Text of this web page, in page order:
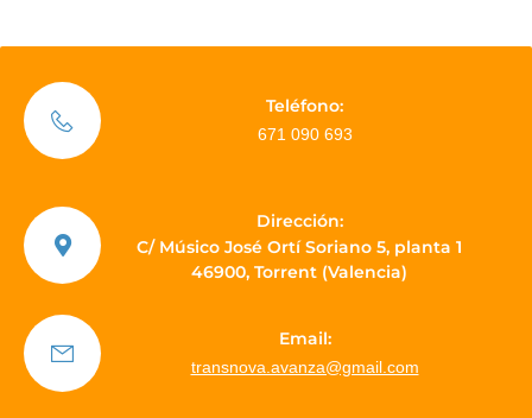
Teléfono:
671 090 693
Dirección:
C/ Músico José Ortí Soriano 5, planta 1
46900, Torrent (Valencia)
Email:
transnova.avanza@gmail.com